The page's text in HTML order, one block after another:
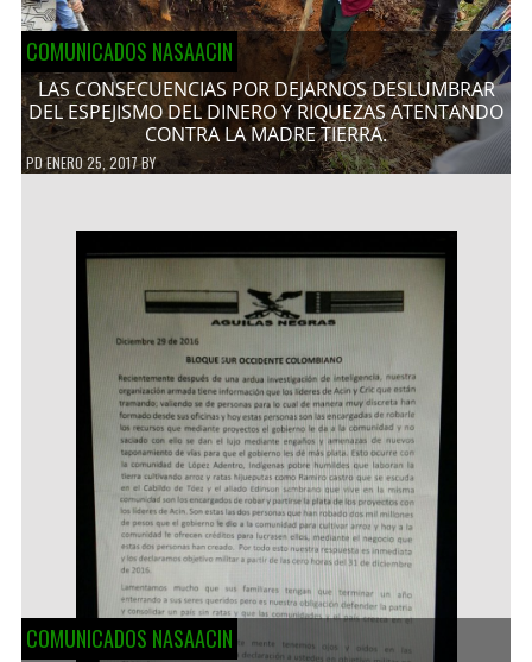
COMUNICADOS NASAACIN
LAS CONSECUENCIAS POR DEJARNOS DESLUMBRAR
DEL ESPEJISMO DEL DINERO Y RIQUEZAS ATENTANDO
CONTRA LA MADRE TIERRA.
PDENERO 25, 2017BY
COMUNICADOS NASAACIN